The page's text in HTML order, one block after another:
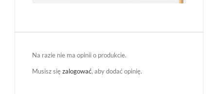
Na razie nie ma opinii o produkcie.
Musisz sięzalogować, aby dodać opinię.